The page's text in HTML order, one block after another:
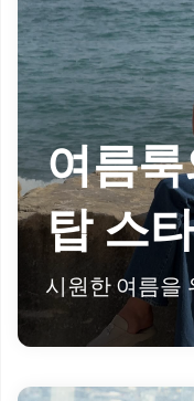
여름
탑 스
시원한 여름을